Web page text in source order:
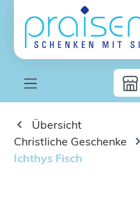
Zum Hauptinhalt springen
Übersicht
Christliche Geschenke
Ichthys Fisch